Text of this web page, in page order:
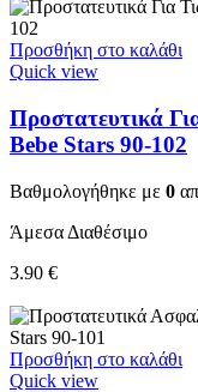
Προσθήκη στο καλάθι
Quick view
Προστατευτικά
Bebe Stars 90-102
Βαθμολογήθηκε με 0
Άμεσα Διαθέσιμο
3.90 €
Προσθήκη στο καλάθι
Quick view